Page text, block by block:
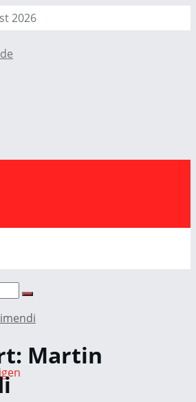
2026
Martin